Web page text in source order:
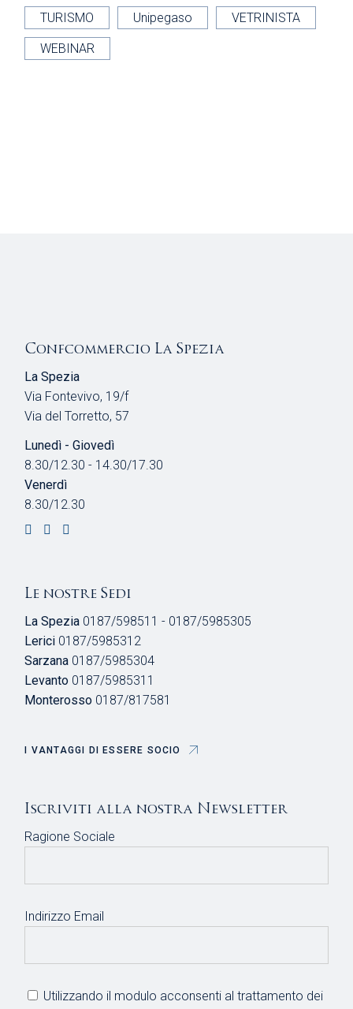
TURISMO Unipegaso VETRINISTA
WEBINAR
Confcommercio La Spezia
La Spezia
Via Fontevivo, 19/f
Via del Torretto, 57
Lunedì - Giovedì
8.30/12.30 - 14.30/17.30
Venerdì
8.30/12.30
Le nostre Sedi
La Spezia 0187/598511 - 0187/5985305
Lerici 0187/5985312
Sarzana 0187/5985304
Levanto 0187/5985311
Monterosso 0187/817581
I VANTAGGI DI ESSERE SOCIO
Iscriviti alla nostra Newsletter
Ragione Sociale
Indirizzo Email
Utilizzando il modulo acconsenti al trattamento dei